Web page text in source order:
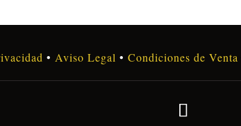
• Aviso Legal • Condiciones de Venta